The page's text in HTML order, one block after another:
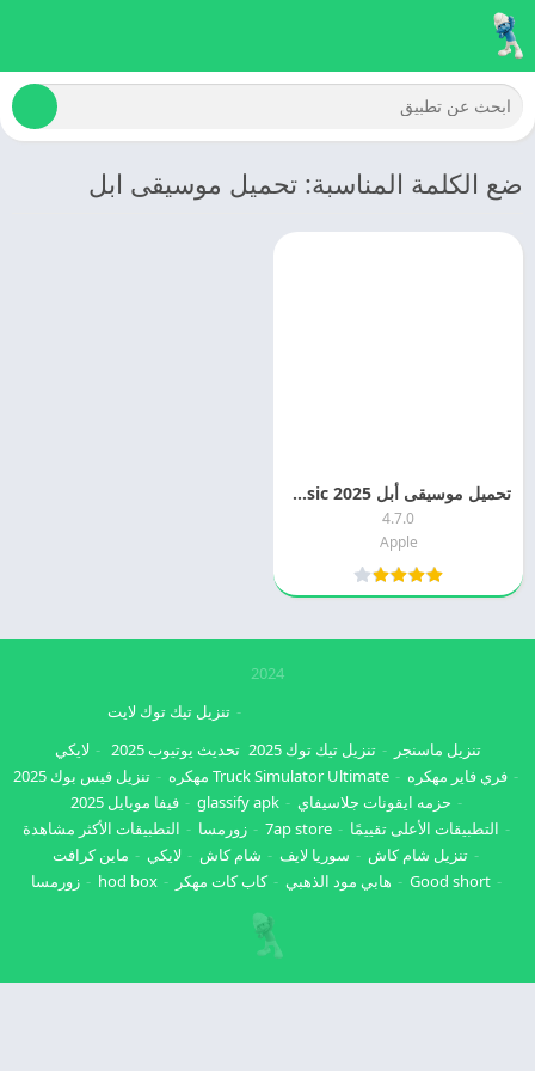
ضع الكلمة المناسبة: تحميل موسيقى ابل
تحميل موسيقى أبل 2025 Apple Music اخر اصدار مجانا
4.7.0
Apple
2024
تنزيل ماسنجر تنزيل تيك توك 2025
تنزيل تيك توك لايت
تحديث يوتيوب 2025
لايكي
فري فاير مهكره
Truck Simulator Ultimate مهكره
تنزيل فيس بوك 2025
حزمه ايقونات جلاسيفاي
glassify apk
فيفا موبايل 2025
التطبيقات الأعلى تقييمًا
7ap store زورمسا
التطبيقات الأكثر مشاهدة
تنزيل شام كاش
سوريا لايف شام كاش لايكي
ماين كرافت
Good short
هابي مود الذهبي كاب كات مهكر hod box زورمسا